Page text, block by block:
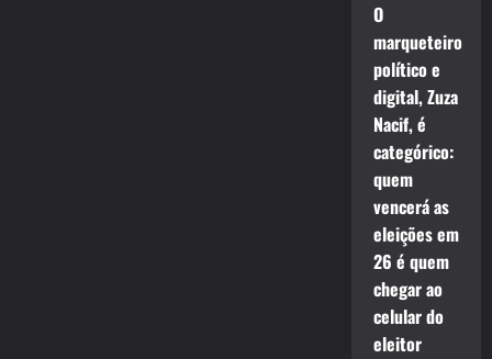
O
marqueteiro
político e
digital, Zuza
Nacif, é
categórico:
quem
vencerá as
eleições em
26 é quem
chegar ao
celular do
eleitor